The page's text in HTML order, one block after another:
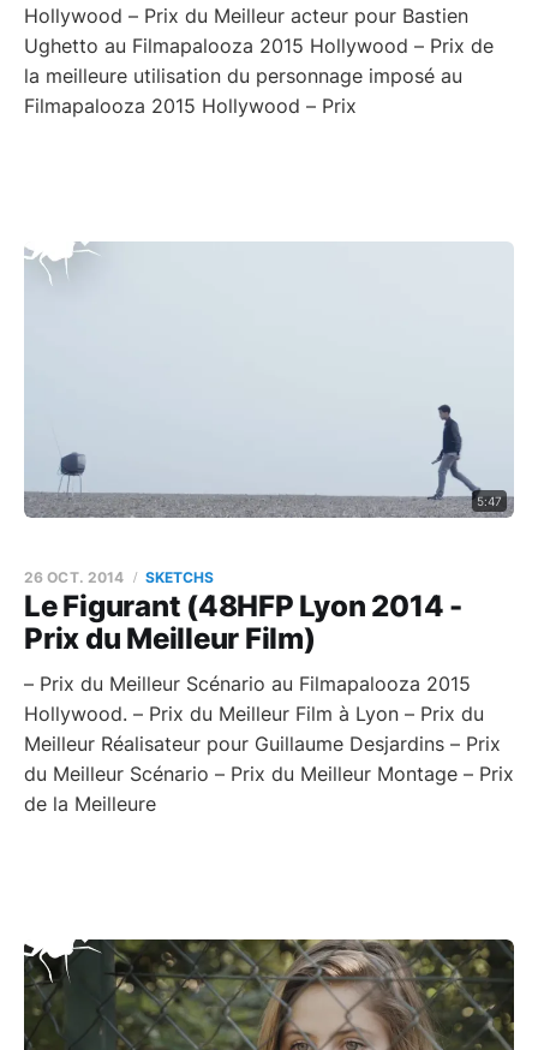
Hollywood – Prix du Meilleur acteur pour Bastien
Ughetto au Filmapalooza 2015 Hollywood – Prix de
la meilleure utilisation du personnage imposé au
Filmapalooza 2015 Hollywood – Prix
5:47
Le Figurant (48HFP Lyon 2014 -
Prix du Meilleur Film)
26 OCT. 2014 SKETCHS
– Prix du Meilleur Scénario au Filmapalooza 2015
Hollywood. – Prix du Meilleur Film à Lyon – Prix du
Meilleur Réalisateur pour Guillaume Desjardins – Prix
du Meilleur Scénario – Prix du Meilleur Montage – Prix
de la Meilleure